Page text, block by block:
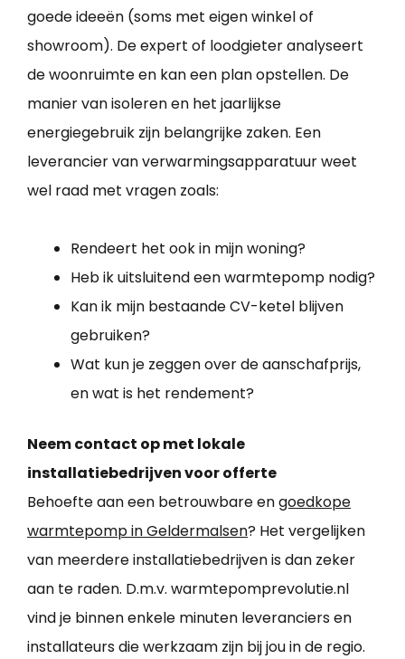
goede ideeën (soms met eigen winkel of
showroom). De expert of loodgieter analyseert
de woonruimte en kan een plan opstellen. De
manier van isoleren en het jaarlijkse
energiegebruik zijn belangrijke zaken. Een
leverancier van verwarmingsapparatuur weet
wel raad met vragen zoals:
Rendeert het ook in mijn woning?
Heb ik uitsluitend een warmtepomp nodig?
Kan ik mijn bestaande CV-ketel blijven
gebruiken?
Wat kun je zeggen over de aanschafprijs,
en wat is het rendement?
Neem contact op met lokale
installatiebedrijven voor offerte
Behoefte aan een betrouwbare engoedkope
warmtepomp in Geldermalsen? Het vergelijken
van meerdere installatiebedrijven is dan zeker
aan te raden. D.m.v. warmtepomprevolutie.nl
vind je binnen enkele minuten leveranciers en
installateurs die werkzaam zijn bij jou in de regio.